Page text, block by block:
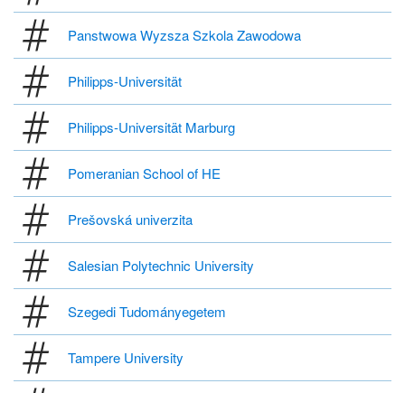
Panstwowa Wyzsza Szkola Zawodowa
Philipps-Universität
Philipps-Universität Marburg
Pomeranian School of HE
Prešovská univerzita
Salesian Polytechnic University
Szegedi Tudományegetem
Tampere University